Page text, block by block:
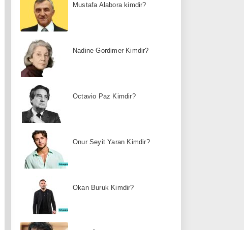
Mustafa Alabora kimdir?
Nadine Gordimer Kimdir?
Octavio Paz Kimdir?
Onur Seyit Yaran Kimdir?
Okan Buruk Kimdir?